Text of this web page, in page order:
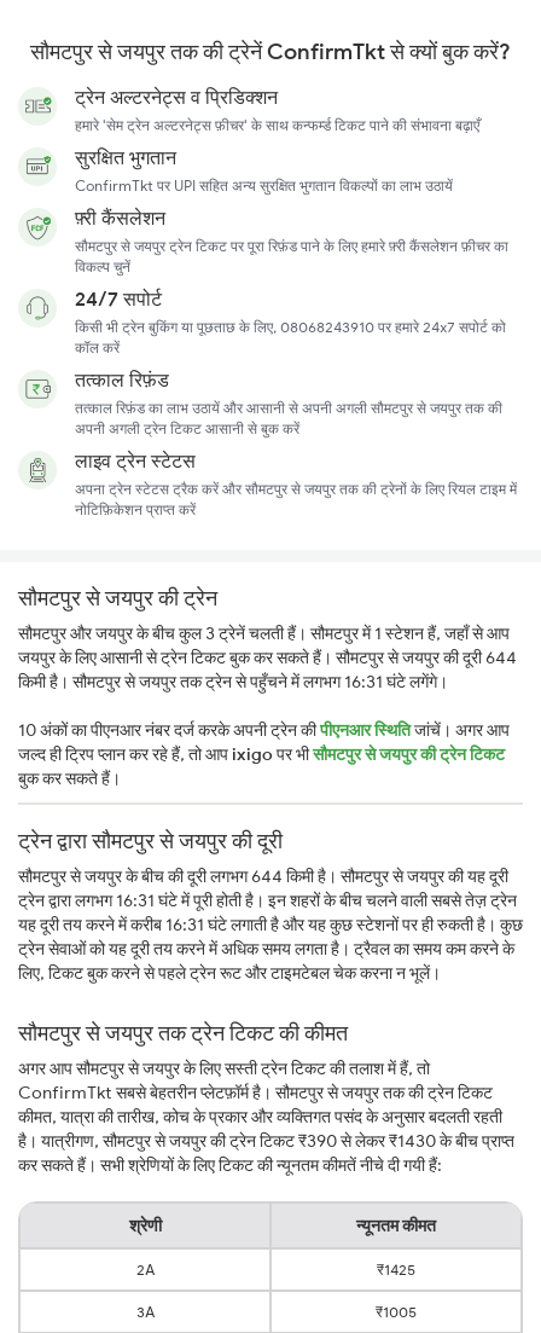
सौमटपुर से जयपुर तक की ट्रेनें ConfirmTkt से क्यों बुक करें?
ट्रेन अल्टरनेट्स व प्रिडिक्शन
हमारे 'सेम ट्रेन अल्टरनेट्स फ़ीचर' के साथ कन्फर्म्ड टिकट पाने की संभावना बढ़ाएँ
सुरक्षित भुगतान
ConfirmTkt पर UPI सहित अन्य सुरक्षित भुगतान विकल्पों का लाभ उठायें
फ़्री कैंसलेशन
सौमटपुर से जयपुर ट्रेन टिकट पर पूरा रिफ़ंड पाने के लिए हमारे फ़्री कैंसलेशन फ़ीचर का
विकल्प चुनें
24/7 सपोर्ट
किसी भी ट्रेन बुकिंग या पूछताछ के लिए, 08068243910 पर हमारे 24x7 सपोर्ट को
कॉल करें
तत्काल रिफ़ंड
तत्काल रिफ़ंड का लाभ उठायें और आसानी से अपनी अगली सौमटपुर से जयपुर तक की
अपनी अगली ट्रेन टिकट आसानी से बुक करें
लाइव ट्रेन स्टेटस
अपना ट्रेन स्टेटस ट्रैक करें और सौमटपुर से जयपुर तक की ट्रेनों के लिए रियल टाइम में
नोटिफ़िकेशन प्राप्त करें
सौमटपुर से जयपुर की ट्रेन
सौमटपुर और जयपुर के बीच कुल 3 ट्रेनें चलती हैं। सौमटपुर में 1 स्टेशन हैं, जहाँ से आप
जयपुर के लिए आसानी से ट्रेन टिकट बुक कर सकते हैं। सौमटपुर से जयपुर की दूरी 644
किमी है। सौमटपुर से जयपुर तक ट्रेन से पहुँचने में लगभग 16:31 घंटे लगेंगे।
10 अंकों का पीएनआर नंबर दर्ज करके अपनी ट्रेन कीपीएनआर स्थितिजांचें। अगर आप
जल्द ही ट्रिप प्लान कर रहे हैं, तो आपixigoपर भीसौमटपुर से जयपुर की ट्रेन टिकट
बुक कर सकते हैं।
ट्रेन द्वारा सौमटपुर से जयपुर की दूरी
सौमटपुर से जयपुर के बीच की दूरी लगभग 644 किमी है। सौमटपुर से जयपुर की यह दूरी
ट्रेन द्वारा लगभग 16:31 घंटे में पूरी होती है। इन शहरों के बीच चलने वाली सबसे तेज़ ट्रेन
यह दूरी तय करने में करीब 16:31 घंटे लगाती है और यह कुछ स्टेशनों पर ही रुकती है। कुछ
ट्रेन सेवाओं को यह दूरी तय करने में अधिक समय लगता है। ट्रैवल का समय कम करने के
लिए, टिकट बुक करने से पहले ट्रेन रूट और टाइमटेबल चेक करना न भूलें।
सौमटपुर से जयपुर तक ट्रेन टिकट की कीमत
अगर आप सौमटपुर से जयपुर के लिए सस्ती ट्रेन टिकट की तलाश में हैं, तो
ConfirmTkt सबसे बेहतरीन प्लेटफ़ॉर्म है। सौमटपुर से जयपुर तक की ट्रेन टिकट
कीमत, यात्रा की तारीख, कोच के प्रकार और व्यक्तिगत पसंद के अनुसार बदलती रहती
है। यात्रीगण, सौमटपुर से जयपुर की ट्रेन टिकट ₹390 से लेकर ₹1430 के बीच प्राप्त
कर सकते हैं। सभी श्रेणियों के लिए टिकट की न्यूनतम कीमतें नीचे दी गयी हैं:
श्रेणी न्यूनतम कीमत
2A ₹1425
3A ₹1005